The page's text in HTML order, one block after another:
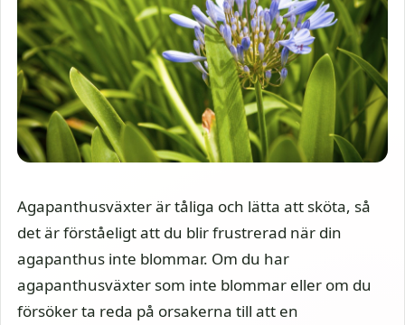
Agapanthusväxter är tåliga och lätta att sköta, så
det är förståeligt att du blir frustrerad när din
agapanthus inte blommar. Om du har
agapanthusväxter som inte blommar eller om du
försöker ta reda på orsakerna till att en